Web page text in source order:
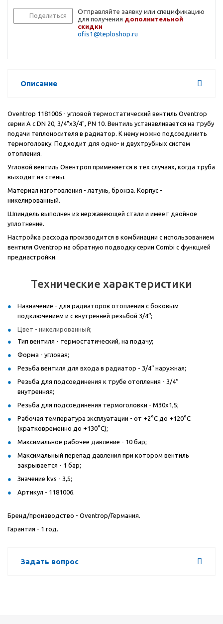
Поделиться
Отправляйте заявку или спецификацию
для получения дополнительной
скидки
ofis1@teploshop.ru
Описание
Oventrop 1181006 - угловой термостатический вентиль Oventrop
серии А с DN 20, 3/4"x3/4", PN 10. Вентиль устанавливается на трубу
подачи теплоносителя в радиатор. К нему можно подсоединить
термоголовку. Подходит для одно- и двухтрубных систем
отопления.
Угловой вентиль Овентроп применяется в тех случаях, когда труба
выходит из стены.
Материал изготовления - латунь, бронза. Корпус -
никелированный.
Шпиндель выполнен из нержавеющей стали и имеет двойное
уплотнение.
Настройка расхода производится в комбинации с использованием
вентиля Oventrop на обратную подводку серии Combi с функцией
преднастройки.
Технические характеристики
Назначение - для радиаторов отопления с боковым
подключением и с внутренней резьбой 3/4“;
Цвет - никелированный;
Тип вентиля - термостатический, на подачу;
Форма - угловая;
Резьба вентиля для входа в радиатор - 3/4“ наружная;
Резьба для подсоединения к трубе отопления - 3/4“
внутренняя;
Резьба для подсоединения термоголовки - M30x1,5;
Рабочая температура эксплуатации - от +2°C до +120°C
(кратковременно до +130°C);
Максимальное рабочее давление - 10 бар;
Максимальный перепад давления при котором вентиль
закрывается - 1 бар;
Значение kvs - 3,5;
Артикул - 1181006.
Бренд/производство - Oventrop/Германия.
Гарантия - 1 год.
Задать вопрос